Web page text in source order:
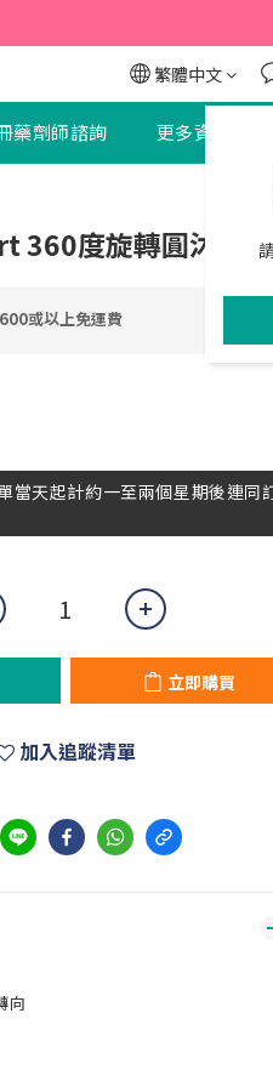
繁體中文
藥劑師諮詢 更多資訊
360度旋轉圓沐浴椅
或以上免運費
當天起計約一至兩個星期後連同
立即購買
加入追蹤清單
向